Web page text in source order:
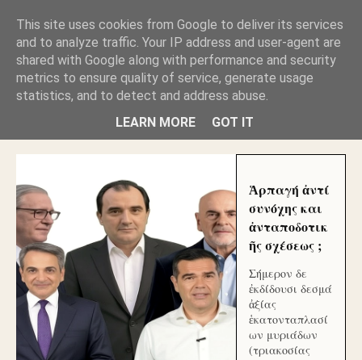
ΑΥΤΟΧΘΟΝΕΣ ΜΟΥ ΕΚΛΕΙΣΑΝ ΤΑ ΣΟΣΙΑΛ ΚΑΙ
ΦΙΜΩΣΑΝ ΤΟ SITE. ΟΙ ΧΙΛΙΑΔΕΣ ΜΙΚΡΟΕΠΕΝΔΥΤΕΣ
ΕΠΕΝΔΥΣΑΤΕ ΓΙΑ ΛΕΗΛΑΣΙΑ ΚΑΙ ΕΓΚΛΗΜΑ ?
ΓΛΥΦΑΔΑ WEB |ΟΙ ΜΕΓΑΛΟΙ ΚΛΕΠΤΑΙ ΑΠΟ ΤΟ
ΜΙΚΡΟΝ ΑΠΑΓΟΥΣΙ
Ἁρπαγή ἀντί
συνόχης και
ἀνταποδοτικ
ῆς σχέσεως ;
Σήμερον δε
ἐκδίδουσι δεσμά
ἀξίας
ἑκατονταπλασί
ων μυριάδων
(τριακοσίας
This site uses cookies from Google to deliver its services
and to analyze traffic. Your IP address and user-agent are
shared with Google along with performance and security
metrics to ensure quality of service, generate usage
statistics, and to detect and address abuse.
LEARN MORE
GOT IT